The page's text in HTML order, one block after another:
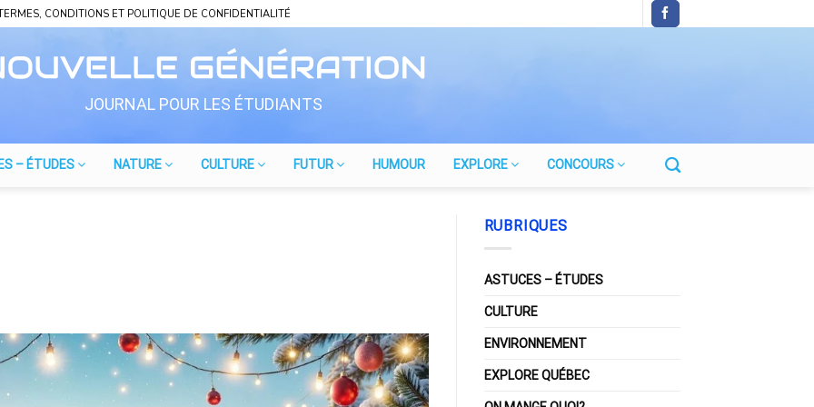
CONDITIONS ET POLITIQUE DE CONFIDENTIALITÉ
JOURNAL POUR LES ÉTUDIANTS
– ÉTUDES NATURE CULTURE FUTUR HUMOUR EXPLORE CONCOURS
RUBRIQUES
ASTUCES – ÉTUDES
CULTURE
ENVIRONNEMENT
EXPLORE QUÉBEC